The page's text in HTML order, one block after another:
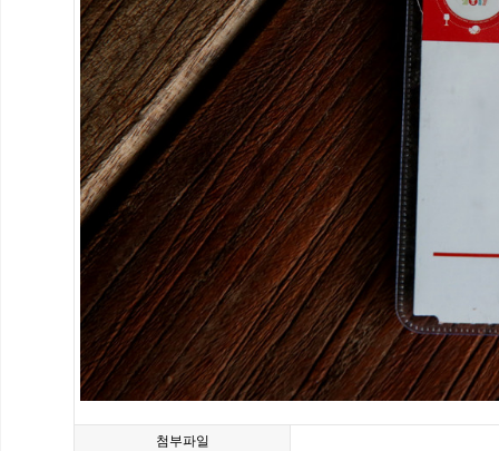
첨부파일